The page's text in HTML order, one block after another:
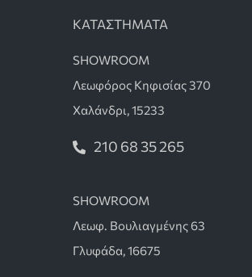
ΚΑΤΑΣΤΗΜΑΤΑ
SHOWROOM
Λεωφόρος Κηφισίας 370
Χαλάνδρι, 15233
210 68 35 265
SHOWROOM
Λεωφ. Βουλιαγμένης 63
Γλυφάδα, 16675